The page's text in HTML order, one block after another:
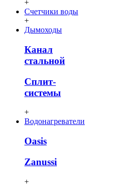
+
Счетчики воды
+
Дымоходы
Канал
стальной
Сплит-
системы
+
Водонагреватели
Oasis
Zanussi
+